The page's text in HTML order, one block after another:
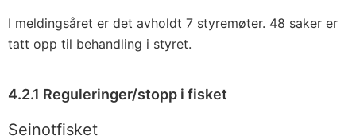
I meldingsåret er det avholdt 7 styremøter. 48 saker er
tatt opp til behandling i styret.
4.2.1 Reguleringer/stopp i fisket
Seinotfisket